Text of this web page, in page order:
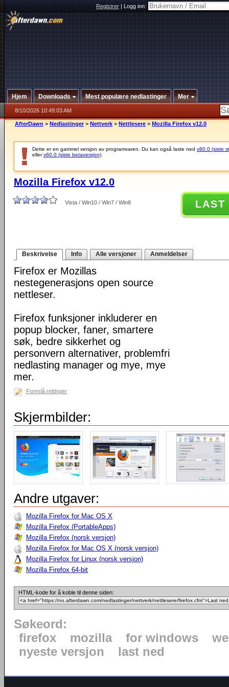
Registrer|Logg inn:
Hjem Downloads Mest populære nedlastinger Mer
8/10/2026 10:49:03 AM
AfterDawn > Nedlastinger > Nettverk > Nettlesere > Mozilla Firefox v12.0
Dette er en gammel versjon av programvaren. Du kan også laste ned v80.0 (siste
ellerv60.0 (siste betaversjon)
Mozilla Firefox v12.0
Vista / Win10 / Win7 / Win8 LAST
Beskrivelse Info Alle versjoner Anmeldelser
Firefox er Mozillas
nestegenerasjons open source
nettleser.
Firefox funksjoner inkluderer en
popup blocker, faner, smartere
søk, bedre sikkerhet og
personvern alternativer, problemfri
nedlasting manager og mye, mye
mer.
Foreslå rettinger
Skjermbilder:
Andre utgaver:
Mozilla Firefox for Mac OS X
Mozilla Firefox (PortableApps)
Mozilla Firefox (norsk versjon)
Mozilla Firefox for Mac OS X (norsk versjon)
Mozilla Firefox for Linux (norsk versjon)
Mozilla Firefox 64-bit
HTML-kode for å koble til denne siden:
Søkeord:
firefox
mozilla for windows
nyeste versjon
last ned